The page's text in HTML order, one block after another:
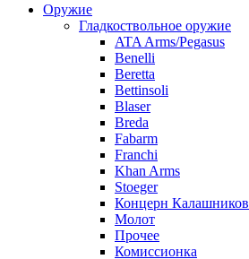
Оружие
Гладкоствольное оружие
ATA Arms/Pegasus
Benelli
Beretta
Bettinsoli
Blaser
Breda
Fabarm
Franchi
Khan Arms
Stoeger
Концерн Калашников
Молот
Прочее
Комиссионка